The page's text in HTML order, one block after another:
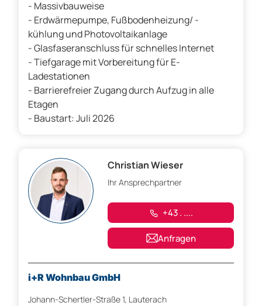
- Massivbauweise
- Erdwärmepumpe, Fußbodenheizung/ -
kühlung und Photovoltaikanlage
- Glasfaseranschluss für schnelles Internet
- Tiefgarage mit Vorbereitung für E-
Ladestationen
- Barrierefreier Zugang durch Aufzug in alle
Etagen
- Baustart: Juli 2026
Christian Wieser
Ihr Ansprechpartner
+43 . ....
Anfragen
i+R Wohnbau GmbH
Johann-Schertler-Straße 1, Lauterach